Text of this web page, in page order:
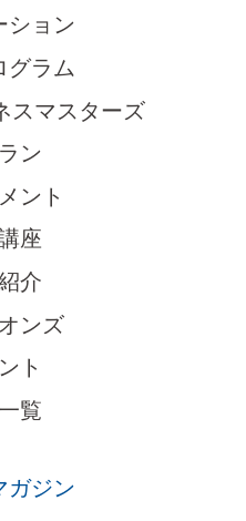
ション
グラム
スマスターズ
ン
ント
座
介
ンズ
ト
覧
ガジン